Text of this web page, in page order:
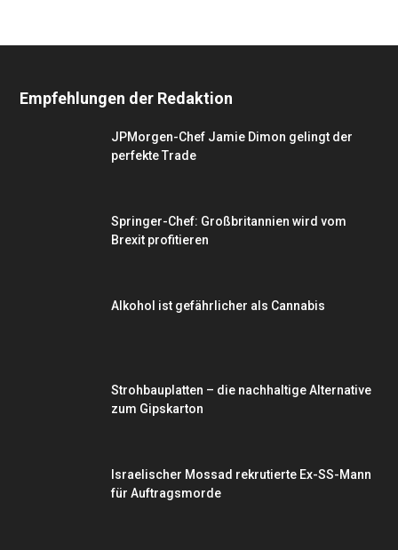
Empfehlungen der Redaktion
JPMorgen-Chef Jamie Dimon gelingt der
perfekte Trade
Springer-Chef: Großbritannien wird vom
Brexit profitieren
Alkohol ist gefährlicher als Cannabis
Strohbauplatten – die nachhaltige Alternative
zum Gipskarton
Israelischer Mossad rekrutierte Ex-SS-Mann
für Auftragsmorde